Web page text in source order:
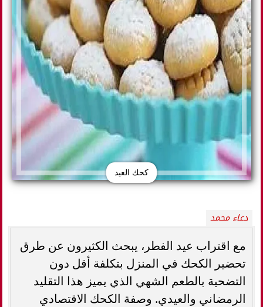
كحك العيد
دعاء محمد
مع اقتراب عيد الفطر، يبحث الكثيرون عن طرق
تحضير الكحك في المنزل بتكلفة أقل دون
التضحية بالطعم الشهي الذي يميز هذا التقليد
الرمضاني والعيدي. وصفة الكحك الاقتصادي